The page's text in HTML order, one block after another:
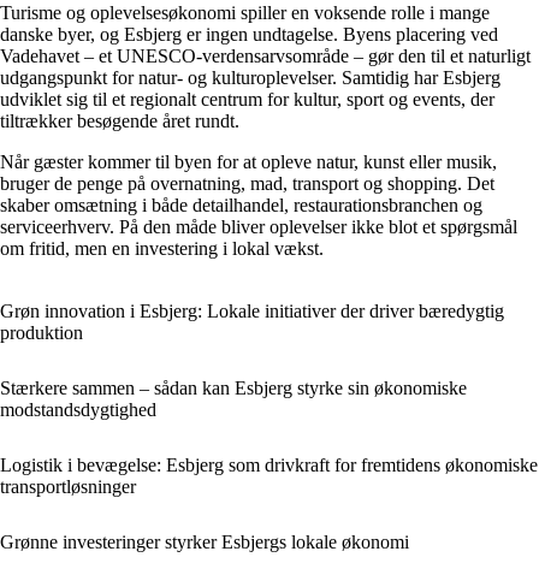
Turisme og oplevelsesøkonomi spiller en voksende rolle i mange
danske byer, og Esbjerg er ingen undtagelse. Byens placering ved
Vadehavet – et UNESCO-verdensarvsområde – gør den til et naturligt
udgangspunkt for natur- og kulturoplevelser. Samtidig har Esbjerg
udviklet sig til et regionalt centrum for kultur, sport og events, der
tiltrækker besøgende året rundt.
Når gæster kommer til byen for at opleve natur, kunst eller musik,
bruger de penge på overnatning, mad, transport og shopping. Det
skaber omsætning i både detailhandel, restaurationsbranchen og
serviceerhverv. På den måde bliver oplevelser ikke blot et spørgsmål
om fritid, men en investering i lokal vækst.
Grøn innovation i Esbjerg: Lokale initiativer der driver bæredygtig
produktion
Stærkere sammen – sådan kan Esbjerg styrke sin økonomiske
modstandsdygtighed
Logistik i bevægelse: Esbjerg som drivkraft for fremtidens økonomiske
transportløsninger
Grønne investeringer styrker Esbjergs lokale økonomi